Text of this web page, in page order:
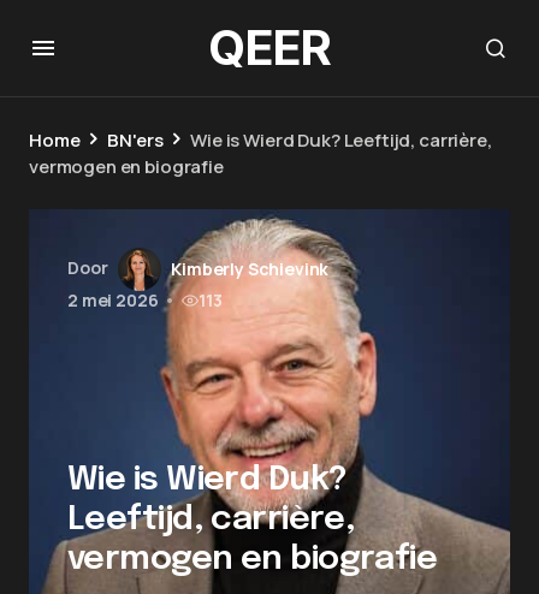
QEER
Home BN'ers
Wie is Wierd Duk? Leeftijd, carrière,
vermogen en biografie
Door
Kimberly Schievink
2 mei 2026 • 113
Wie is Wierd Duk?
Leeftijd, carrière,
vermogen en biografie